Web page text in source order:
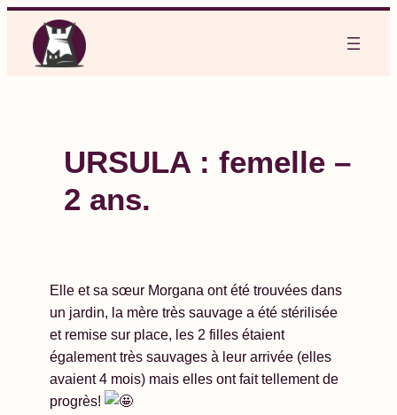
contenu
URSULA : femelle –
2 ans.
Elle et sa sœur Morgana ont été trouvées dans
un jardin, la mère très sauvage a été stérilisée
et remise sur place, les 2 filles étaient
également très sauvages à leur arrivée (elles
avaient 4 mois) mais elles ont fait tellement de
progrès!